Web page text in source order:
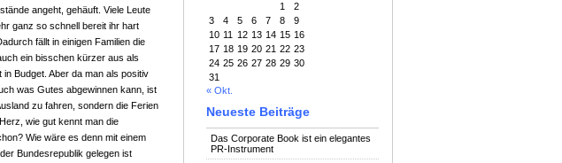
1
2
3
4 5 6 7 8
9
10 11 12 13 14 15 16
17 18 19 20 21 22 23
24 25 26 27 28 29 30
31
« Okt.
Neueste Beiträge
Das Corporate Book ist ein elegantes
PR-Instrument
angeht, gehäuft. Viele Leute
ganz so schnell bereit ihr hart
fällt in einigen Familien die
ein bisschen kürzer aus als
Budget. Aber da man als positiv
was Gutes abgewinnen kann, ist
zu fahren, sondern die Ferien
wie gut kennt man die
Wie wäre es denn mit einem
Bundesrepublik gelegen ist